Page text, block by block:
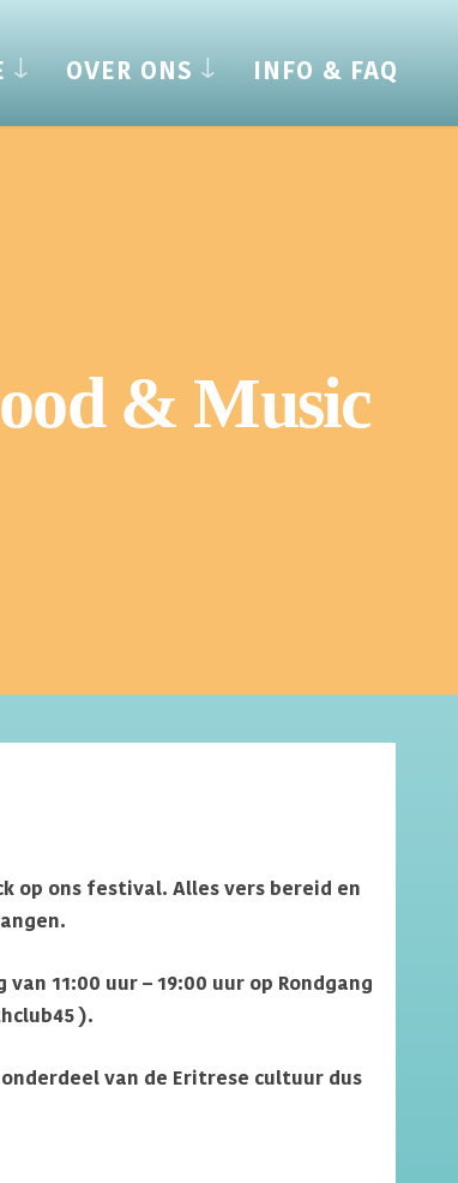
OVER ONS INFO & FAQ
& Music
op ons festival. Alles vers bereid en
11:00 uur – 19:00 uur op Rondgang
).
van de Eritrese cultuur dus